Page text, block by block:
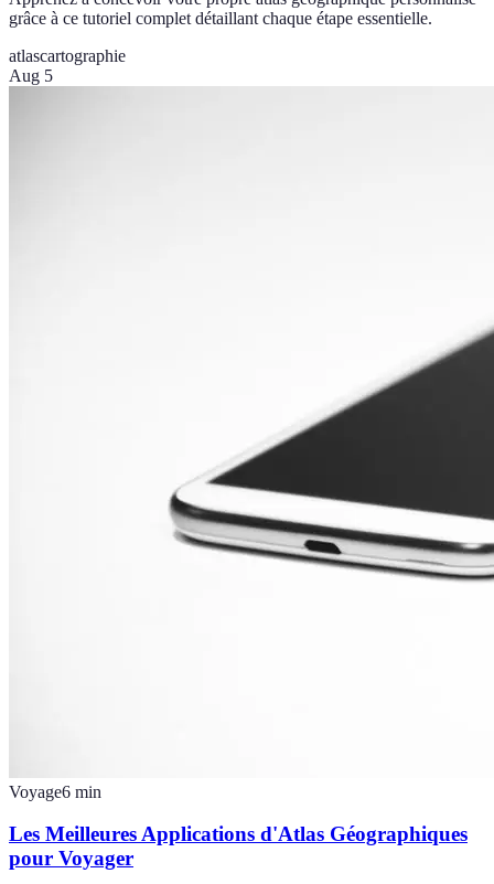
grâce à ce tutoriel complet détaillant chaque étape essentielle.
atlascartographie
Aug 5
Voyage6 min
Les Meilleures Applications d'Atlas Géographiques
pour Voyager